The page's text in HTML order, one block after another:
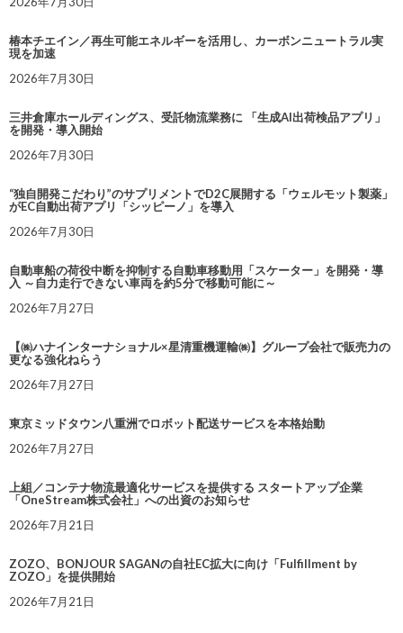
椿本チエイン／再生可能エネルギーを活用し、カーボンニュートラル実
現を加速
2026年7月30日
三井倉庫ホールディングス、受託物流業務に 「生成AI出荷検品アプリ」
を開発・導入開始
2026年7月30日
“独自開発こだわり”のサプリメントでD2C展開する「ウェルモット製薬」
がEC自動出荷アプリ「シッピーノ」を導入
2026年7月30日
自動車船の荷役中断を抑制する自動車移動用「スケーター」を開発・導
入 ～自力走行できない車両を約5分で移動可能に～
2026年7月27日
【㈱ハナインターナショナル×星清重機運輸㈱】グループ会社で販売力の
更なる強化ねらう
2026年7月27日
東京ミッドタウン八重洲でロボット配送サービスを本格始動
2026年7月27日
上組／コンテナ物流最適化サービスを提供する スタートアップ企業
「OneStream株式会社」への出資のお知らせ
2026年7月21日
ZOZO、BONJOUR SAGANの自社EC拡大に向け「Fulfillment by
ZOZO」を提供開始
2026年7月21日